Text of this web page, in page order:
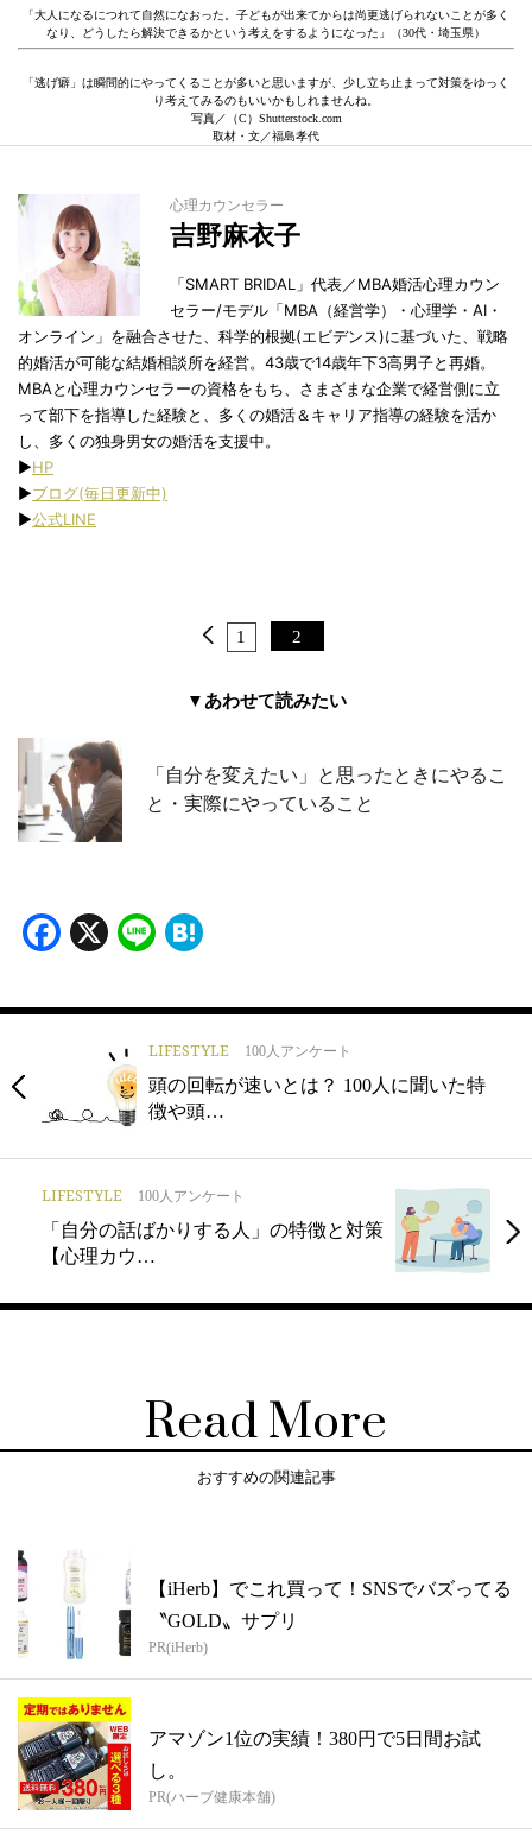
「大人になるにつれて自然になおった。子どもが出来てからは尚更逃げられないことが多く
なり、どうしたら解決できるかという考えをするようになった」（30代・埼玉県）
「逃げ癖」は瞬間的にやってくることが多いと思いますが、少し立ち止まって対策をゆっく
り考えてみるのもいいかもしれませんね。
写真／（C）Shutterstock.com
取材・文／福島孝代
心理カウンセラー
吉野麻衣子
「SMART BRIDAL」代表／MBA婚活心理カウン
セラー/モデル「MBA（経営学）・心理学・AI・
オンライン」を融合させた、科学的根拠(エビデンス)に基づいた、戦略
的婚活が可能な結婚相談所を経営。43歳で14歳年下3高男子と再婚。
MBAと心理カウンセラーの資格をもち、さまざまな企業で経営側に立
って部下を指導した経験と、多くの婚活＆キャリア指導の経験を活か
し、多くの独身男女の婚活を支援中。
▶︎HP
▶︎ブログ(毎日更新中)
▶︎公式LINE
1 2
▼あわせて読みたい
「自分を変えたい」と思ったときにやるこ
と・実際にやっていること
Facebook
X Line
LIFESTYLE 100人アンケート
頭の回転が速いとは？ 100人に聞いた特
徴や頭…
LIFESTYLE 100人アンケート
「自分の話ばかりする人」の特徴と対策
【心理カウ…
Read More
おすすめの関連記事
【iHerb】でこれ買って！SNSでバズってる
〝GOLD〟サプリ
PR(iHerb)
アマゾン1位の実績！380円で5日間お試
し。
PR(ハーブ健康本舗)